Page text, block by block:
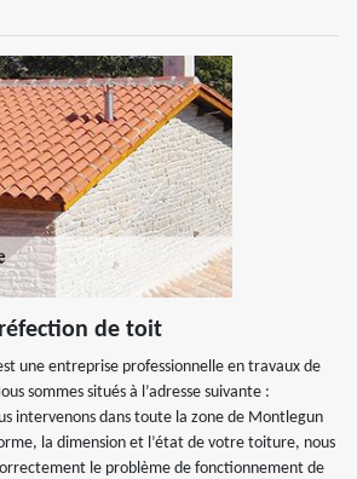
de toit
une entreprise professionnelle en travaux de
sommes situés à l’adresse suivante :
intervenons dans toute la zone de Montlegun
la dimension et l’état de votre toiture, nous
le problème de fonctionnement de